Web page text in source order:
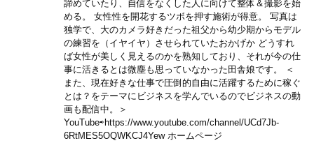
諦めていたり、自信をなくした人に向けて整体＆撮影を始
める。 女性性を開花するツボを押す施術が得意。 写真は
独学で、大のカメラ好きだった祖父から幼少期からモデル
の練習を（イヤイヤ）させられていたおかげか どうすれ
ば女性が美しく見えるのかを熟知しており、それが今の仕
事に活きるとは微塵も思っていなかった田舎娘です。 ＜
また、現在好きな仕事で圧倒的自由に活躍するために稼ぐ
とは？をテーマにビジネスを学んでいるのでビジネスの動
画も配信中。＞
YouTube⇨https://www.youtube.com/channel/UCd7Jb-
6RtMES5OQWKCJ4Yew ホームページ